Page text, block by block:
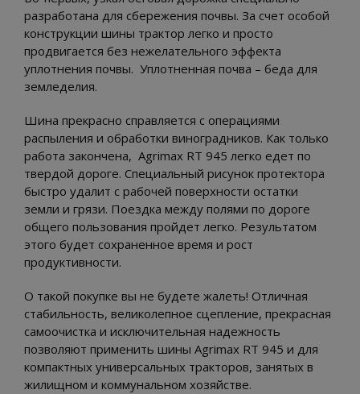
разработана для сбережения почвы. За счет особой
конструкции шины трактор легко и просто
продвигается без нежелательного эффекта
уплотнения почвы. Уплотненная почва – беда для
земледелия.
Шина прекрасно справляется с операциями
распыления и обработки виноградников. Как только
работа закончена, Agrimax RT 945 легко едет по
твердой дороге. Специальный рисунок протектора
быстро удалит с рабочей поверхности остатки
земли и грязи. Поездка между полями по дороге
общего пользования пройдет легко. Результатом
этого будет сохраненное время и рост
продуктивности.
О такой покупке вы не будете жалеть! Отличная
стабильность, великолепное сцепление, прекрасная
самоочистка и исключительная надежность
позволяют применить шины Agrimax RT 945 и для
компактных универсальных тракторов, занятых в
жилищном и коммунальном хозяйстве.